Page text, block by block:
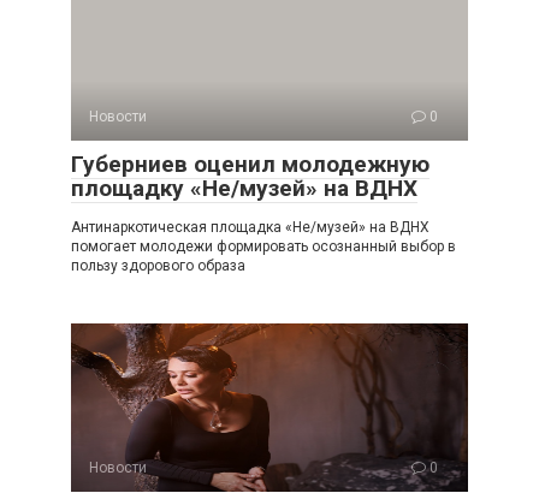
Новости 0
Губерниев оценил молодежную
площадку «Не/музей» на ВДНХ
Антинаркотическая площадка «Не/музей» на ВДНХ
помогает молодежи формировать осознанный выбор в
пользу здорового образа
Новости 0